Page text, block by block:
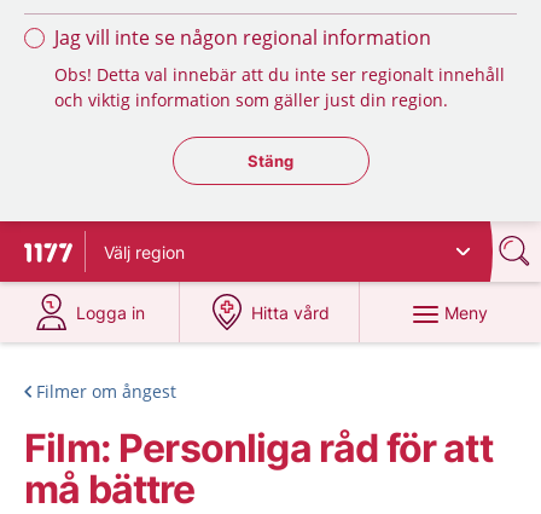
Jag vill inte se någon regional information
Obs! Detta val innebär att du inte ser regionalt innehåll
och viktig information som gäller just din region.
Stäng regionsväljaren
Stäng
Till startsidan för 1177
Välj region
Logga in
på 1177.se
Hitta vård
på 1177.se
Meny
Filmer om ångest
Film: Personliga råd för att
må bättre